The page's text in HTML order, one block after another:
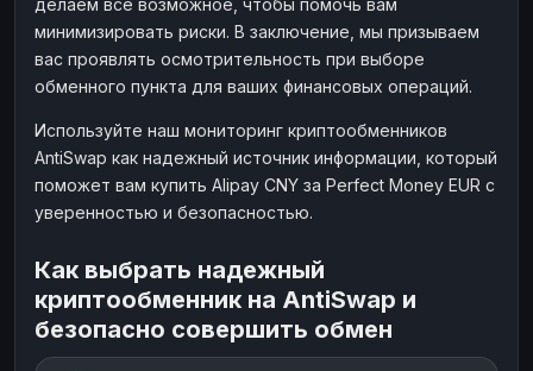
минимизировать риски. В заключение, мы призываем
вас проявлять осмотрительность при выборе
обменного пункта для ваших финансовых операций.
Используйте наш мониторинг криптообменников
AntiSwap как надежный источник информации, который
поможет вам купить Alipay CNY за Perfect Money EUR с
уверенностью и безопасностью.
Как выбрать надежный
криптообменник на AntiSwap и
безопасно совершить обмен